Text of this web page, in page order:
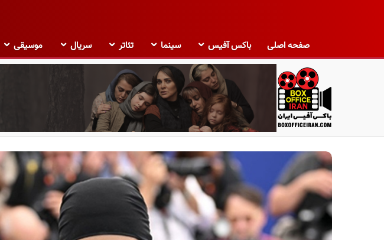
صفحه اصلی باکس آفیس سینما تئاتر سریال موسیقی
ب
ک
س
آ
ف
ی
س